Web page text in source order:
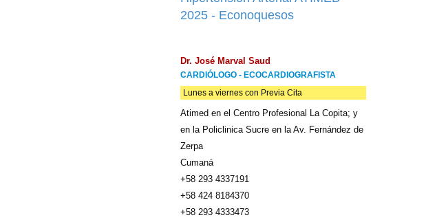
2025 - Econoquesos
Dr. José Marval Saud
CARDIÓLOGO - ECOCARDIOGRAFISTA
Lunes a viernes con Previa Cita
Atimed en el Centro Profesional La Copita; y
en la Policlinica Sucre en la Av. Fernández de
Zerpa
Cumaná
+58 293 4337191
+58 424 8184370
+58 293 4333473